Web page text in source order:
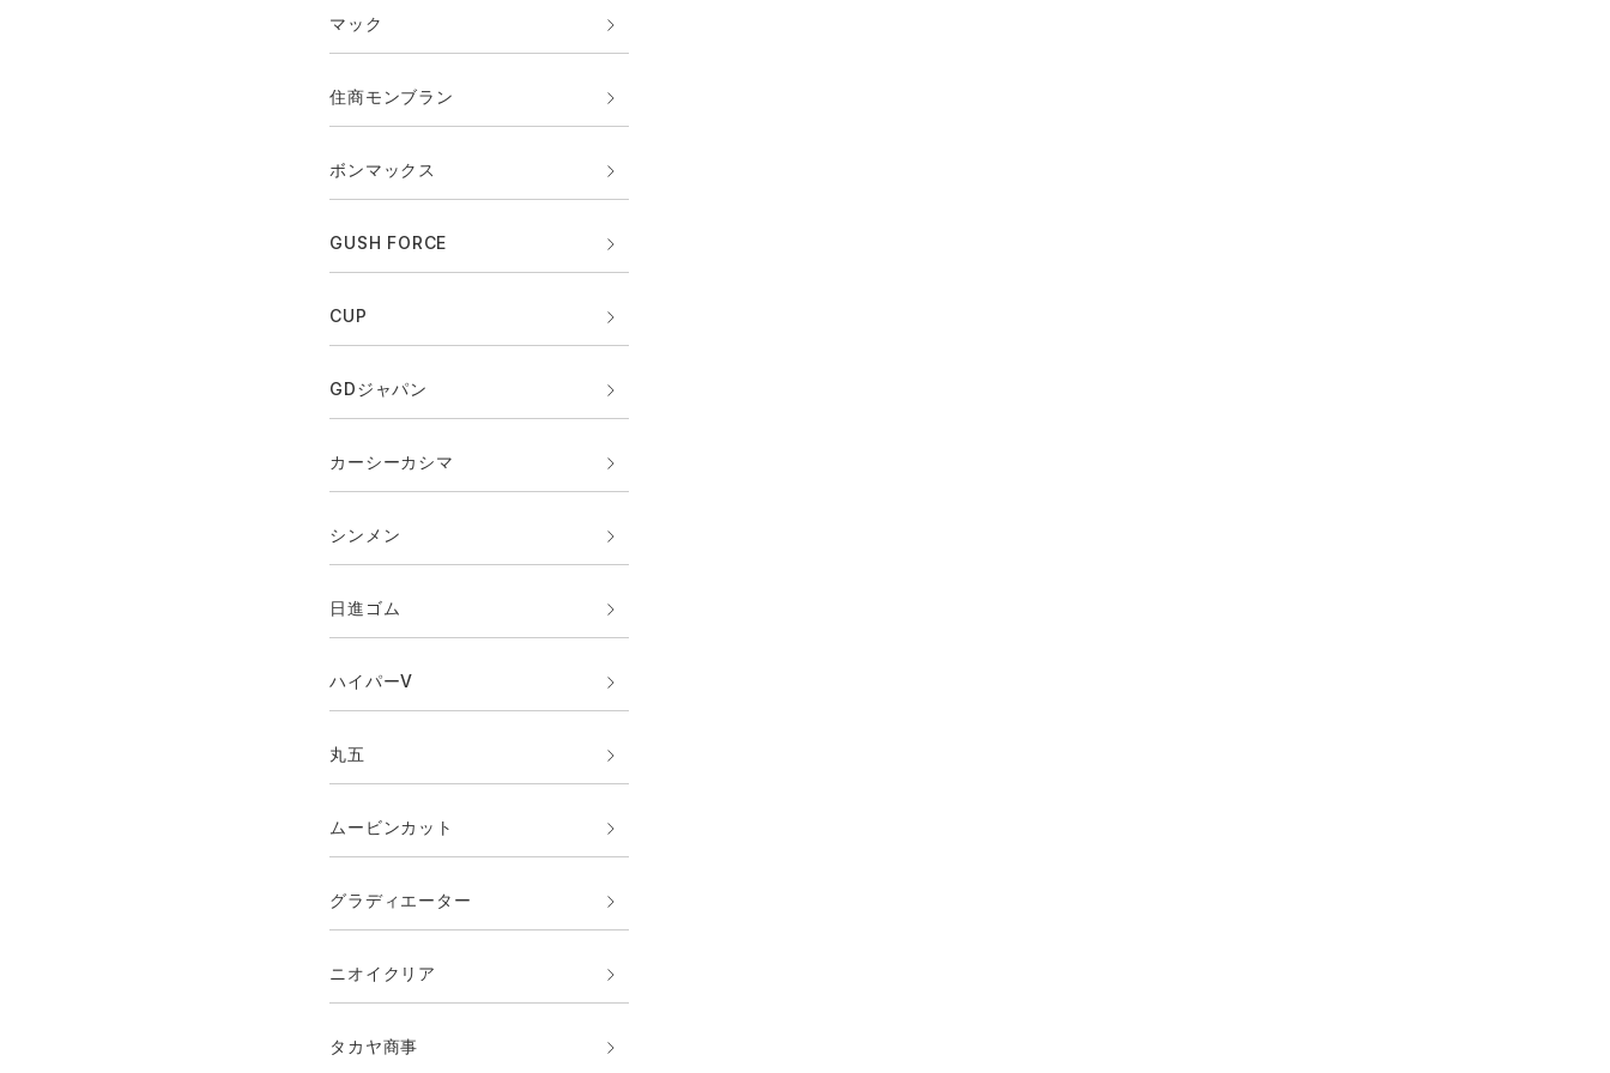
マック
住商モンブラン
ボンマックス
GUSH FORCE
CUP
GDジャパン
カーシーカシマ
シンメン
日進ゴム
ハイパーV
丸五
ムービンカット
グラディエーター
ニオイクリア
タカヤ商事